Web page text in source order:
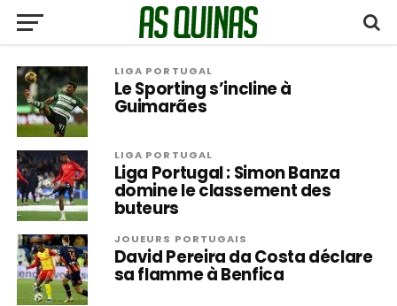
LIGA PORTUGAL
Le Sporting s’incline à
Guimarães
LIGA PORTUGAL
Liga Portugal : Simon Banza
domine le classement des
buteurs
JOUEURS PORTUGAIS
David Pereira da Costa déclare
sa flamme à Benfica